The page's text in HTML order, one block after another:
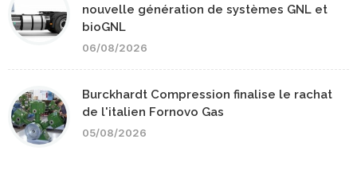
nouvelle génération de systèmes GNL et
bioGNL
06/08/2026
Burckhardt Compression finalise le rachat
de l'italien Fornovo Gas
05/08/2026